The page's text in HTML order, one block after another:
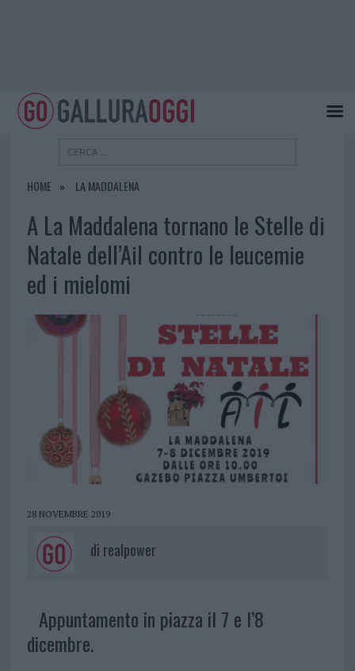
HOME LA MADDALENA
A La Maddalena tornano le Stelle di
Natale dell’Ail contro le leucemie
ed i mielomi
28 NOVEMBRE 2019
di realpower
Appuntamento in piazza il 7 e l’8
dicembre.